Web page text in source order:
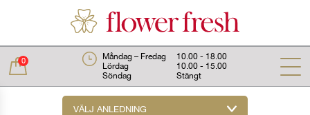
0 Måndag – Fredag
10.00 - 18.00
Lördag
10.00 - 15.00
Söndag
Stängt
VÄLJ ANLEDNING